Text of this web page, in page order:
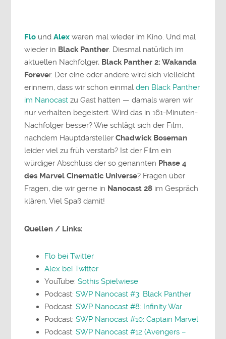
Flo undAlex waren mal wieder im Kino. Und mal
wieder in Black Panther. Diesmal natürlich im
aktuellen Nachfolger, Black Panther 2: Wakanda
Forever. Der eine oder andere wird sich vielleicht
erinnern, dass wir schon einmalden Black Panther
im Nanocast zu Gast hatten — damals waren wir
nur verhalten begeistert. Wird das in 161-Minuten-
Nachfolger besser? Wie schlägt sich der Film,
nachdem HauptdarstellerChadwick Boseman
leider viel zu früh verstarb? Ist der Film ein
würdiger Abschluss der so genannten Phase 4
des Marvel Cinematic Universe? Fragen über
Fragen, die wir gerne in Nanocast 28 im Gespräch
klären. Viel Spaß damit!
Quellen / Links:
Flo bei Twitter
Alex bei Twitter
YouTube:Sothis Spielwiese
Podcast:SWP Nanocast #3: Black Panther
Podcast:SWP Nanocast #8: Infinity War
Podcast:SWP Nanocast #10: Captain Marvel
Podcast:SWP Nanocast #12 (Avengers –